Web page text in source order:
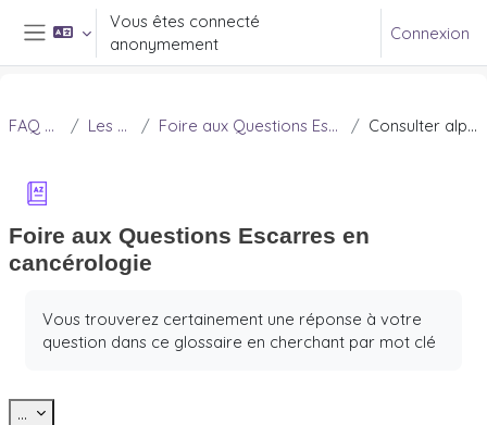
Passer au contenu principal
Panneau latéral
Vous êtes connecté
anonymement
Connexion
FAQ Douleur Les escarres Foire aux Questions Escarres en cancérologie Consulter alphabétiquement
Foire aux Questions Escarres en
cancérologie
Vous trouverez certainement une réponse à votre
question dans ce glossaire en cherchant par mot clé
... Exporter des articles